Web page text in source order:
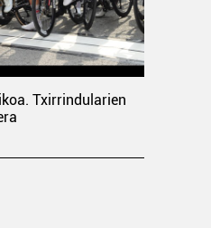
Txirrindularien